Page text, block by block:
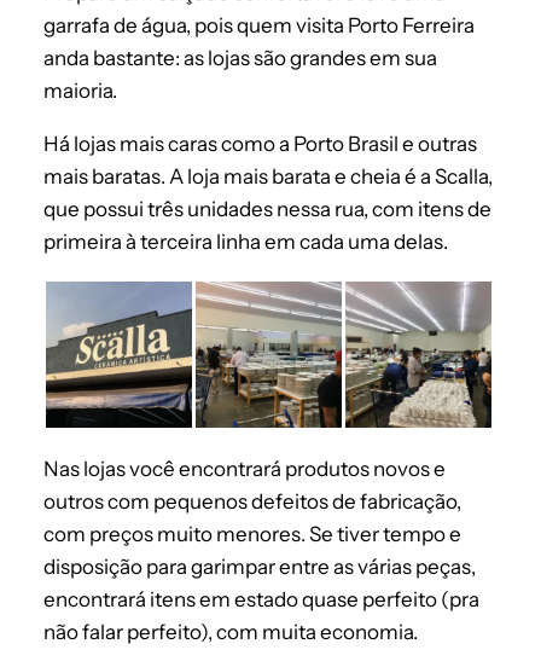
garrafa de água, pois quem visita Porto Ferreira
anda bastante: as lojas são grandes em sua
maioria.
Há lojas mais caras como a Porto Brasil e outras
mais baratas. A loja mais barata e cheia é a Scalla,
que possui três unidades nessa rua, com itens de
primeira à terceira linha em cada uma delas.
Nas lojas você encontrará produtos novos e
outros com pequenos defeitos de fabricação,
com preços muito menores. Se tiver tempo e
disposição para garimpar entre as várias peças,
encontrará itens em estado quase perfeito (pra
não falar perfeito), com muita economia.